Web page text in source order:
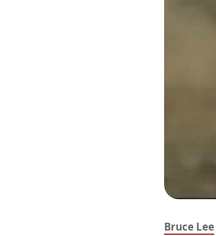
Bruce Lee